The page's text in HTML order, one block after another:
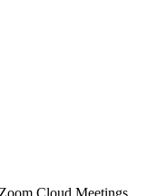
Cloud Meetings